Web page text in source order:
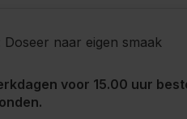
Doseer naar eigen smaak
voor 15.00 uur